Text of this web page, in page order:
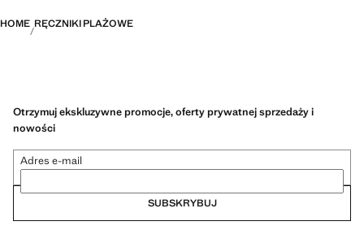
HOME RĘCZNIKI PLAŻOWE
Otrzymuj ekskluzywne promocje, oferty prywatnej sprzedaży i
nowości
Adres e-mail
SUBSKRYBUJ